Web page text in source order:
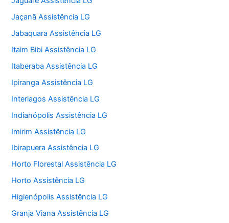
Jaçanã Assistência LG
Jabaquara Assistência LG
Itaim Bibi Assistência LG
Itaberaba Assistência LG
Ipiranga Assistência LG
Interlagos Assistência LG
Indianópolis Assistência LG
Imirim Assistência LG
Ibirapuera Assistência LG
Horto Florestal Assistência LG
Horto Assistência LG
Higienópolis Assistência LG
Granja Viana Assistência LG